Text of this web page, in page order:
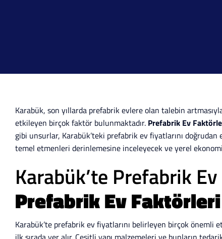
Karabük, son yıllarda prefabrik evlere olan talebin
etkileyen birçok faktör bulunmaktadır. Prefabrik Ev
gibi unsurlar, Karabük’teki prefabrik ev fiyatlarını
temel etmenleri derinlemesine inceleyecek ve yerel
Karabük’te Prefabrik
Prefabrik Ev Faktörleri
Karabük’te prefabrik ev fiyatlarını belirleyen birçok önemli